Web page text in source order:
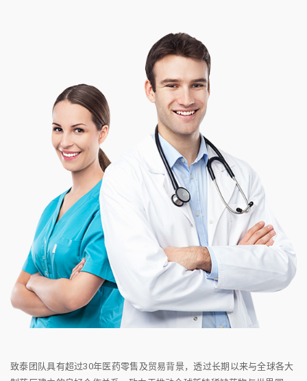
致泰团队具有超过30年医药零售及贸易背景，透过长期以来与全球各大